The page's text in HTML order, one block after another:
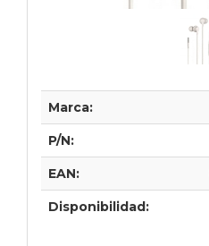
Marca:
P/N:
EAN:
Disponibilidad: